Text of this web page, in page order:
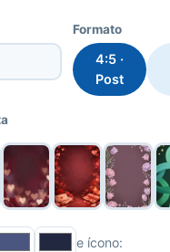
Formato
4:5 ·
Post
e ícono: